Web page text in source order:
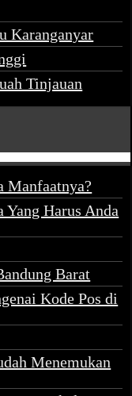
Karanganyar
Tinjauan
Manfaatnya?
Harus Anda
Barat
Kode Pos di
Menemukan